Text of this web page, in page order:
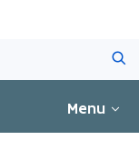
Menu